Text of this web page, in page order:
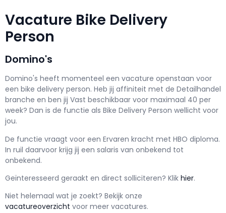
Vacature Bike Delivery
Person
Domino's
Domino's heeft momenteel een vacature openstaan voor
een bike delivery person. Heb jij affiniteit met de Detailhandel
branche en ben jij Vast beschikbaar voor maximaal 40 per
week? Dan is de functie als Bike Delivery Person wellicht voor
jou.
De functie vraagt voor een Ervaren kracht met HBO diploma.
In ruil daarvoor krijg jij een salaris van onbekend tot
onbekend.
Geïnteresseerd geraakt en direct solliciteren? Klik hier.
Niet helemaal wat je zoekt? Bekijk onze
vacatureoverzicht voor meer vacatures.